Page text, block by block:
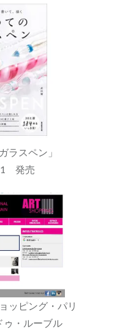
ラスペン」
発売
ッピング・パリ
ゥ・ルーブル